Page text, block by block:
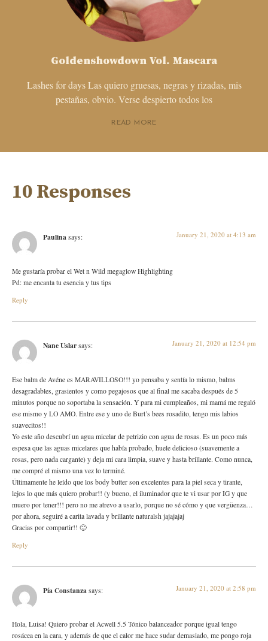
Goldenshowdown Vol. Mascara
Lashes for days Las quiero gruesas, negras y rizadas, mis
pestañas, obvio. Verse despierto todos los
READ MORE
10 Responses
Paulina says: January 21, 2020 at 4:13 am
Me gustaría probar el Wet n Wild megaglow Highlighting
Pd: me encanta tu esencia y tus tips
Reply
Nane Uslar says: January 21, 2020 at 12:54 pm
Ese balm de Avéne es MARAVILLOSO!!! yo pensaba y sentía lo mismo, balms
desagradables, grasientos y como pegajosos que al final me sacaba después de 5
minutos porque no soportaba la sensación. Y para mi cumpleaños, mi mamá me regaló
ese mismo y LO AMO. Entre ese y uno de Burt’s bees rosadito, tengo mis labios
suavecitos!!
Yo este año descubrí un agua micelar de petrizio con agua de rosas. Es un poco más
espesa que las aguas micelares que había probado, huele delicioso (suavemente a
rosas, pero nada cargante) y deja mi cara limpia, suave y hasta brillante. Como nunca,
me compré el mismo una vez lo terminé.
Últimamente he leído que los body butter son excelentes para la piel seca y tirante,
lejos lo que más quiero probar!! (y bueno, el iluminador que te vi usar por IG y que
muero por tener!!! pero no me atrevo a usarlo, porque no sé cómo y que vergüenza…
por ahora, seguiré a carita lavada y brillante naturalsh jajajajaj
Gracias por compartir!! 🙂
Reply
Pía Constanza says: January 21, 2020 at 2:58 pm
Hola, Luisa! Quiero probar el Acwell 5.5 Tónico balanceador porque igual tengo
rosácea en la cara, y además de que el calor me hace sudar demasiado, me pongo roja